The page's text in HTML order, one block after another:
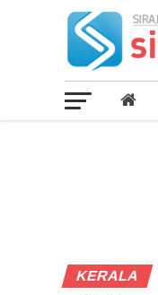
KERALA